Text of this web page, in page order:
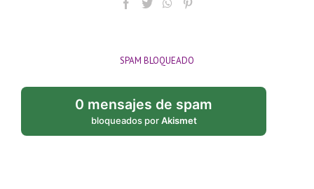
SPAM BLOQUEADO
0 mensajes de spam
bloqueados porAkismet